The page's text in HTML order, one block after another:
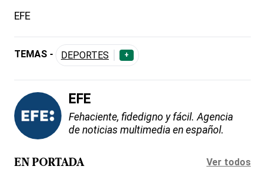
EFE
TEMAS - DEPORTES +
EFE
Fehaciente, fidedigno y fácil. Agencia
de noticias multimedia en español.
EN PORTADA Ver todos